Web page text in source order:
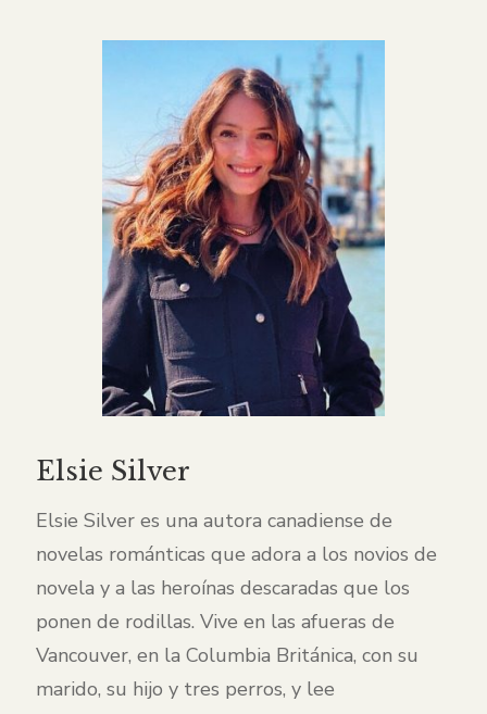
Elsie Silver
Elsie Silver es una autora canadiense de
novelas románticas que adora a los novios de
novela y a las heroínas descaradas que los
ponen de rodillas. Vive en las afueras de
Vancouver, en la Columbia Británica, con su
marido, su hijo y tres perros, y lee